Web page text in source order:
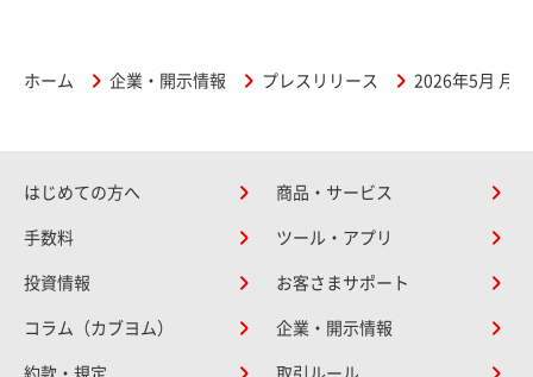
ホーム 企業・開示情報 プレスリリース 2026年5月 月
はじめての方へ 商品・サービス
手数料 ツール・アプリ
投資情報 お客さまサポート
コラム（カブヨム） 企業・開示情報
約款・規定 取引ルール